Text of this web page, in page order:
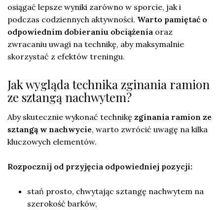
osiągać lepsze wyniki zarówno w sporcie, jak i
podczas codziennych aktywności. Warto pamiętać o
odpowiednim dobieraniu obciążenia oraz
zwracaniu uwagi na technikę, aby maksymalnie
skorzystać z efektów treningu.
Jak wygląda technika zginania ramion
ze sztangą nachwytem?
Aby skutecznie wykonać technikę zginania ramion ze
sztangą w nachwycie, warto zwrócić uwagę na kilka
kluczowych elementów.
Rozpocznij od przyjęcia odpowiedniej pozycji:
stań prosto, chwytając sztangę nachwytem na
szerokość barków,